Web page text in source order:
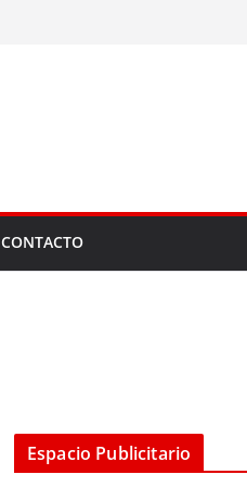
CONTACTO
Espacio Publicitario